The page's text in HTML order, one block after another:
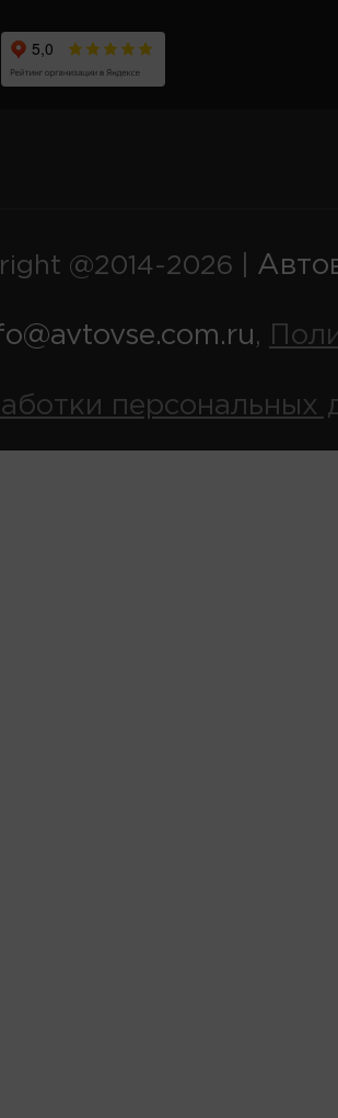
@2014-2026 |
,
персональных